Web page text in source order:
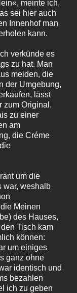
meinte ich,
sei hier auch
Innenhof man
kann.
verkünde es
zu hat. Man
meiden, die
der Umgebung,
lässt
zum Original.
zu einer
am
die Créme
um die
war, weshalb
Meinen
des Hauses,
Tisch kam
können:
um einiges
ganz ohne
identisch und
bezahlen
ich zu geben